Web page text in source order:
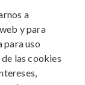
a
y para
uso
las cookies